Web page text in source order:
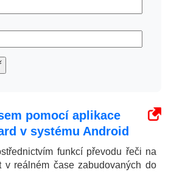
pomocí aplikace
v systému Android
funkcí převodu řeči na
v reálném čase zabudovaných do